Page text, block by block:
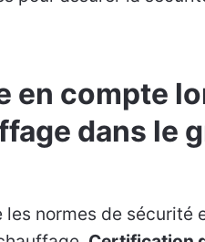
en compte
dans le
les normes de sécurité